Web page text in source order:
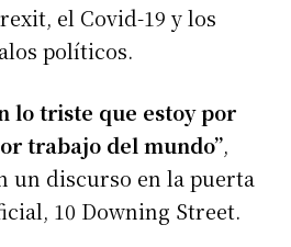
el Covid-19 y los
políticos.
lo triste que estoy por
trabajo del mundo”,
un discurso en la puerta
10 Downing Street.